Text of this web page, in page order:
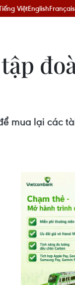
ViệtEnglishFrançais
mua lại các